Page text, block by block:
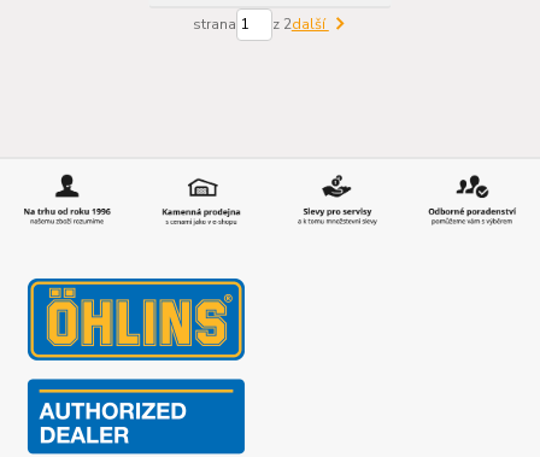
strana z 2další